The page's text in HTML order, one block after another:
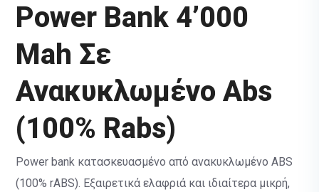
Power Bank 4’000
Mah Σε
Ανακυκλωμένο Abs
(100% Rabs)
Power bank κατασκευασμένο από ανακυκλωμένο ABS
(100% rABS). Εξαιρετικά ελαφριά και ιδιαίτερα μικρή,